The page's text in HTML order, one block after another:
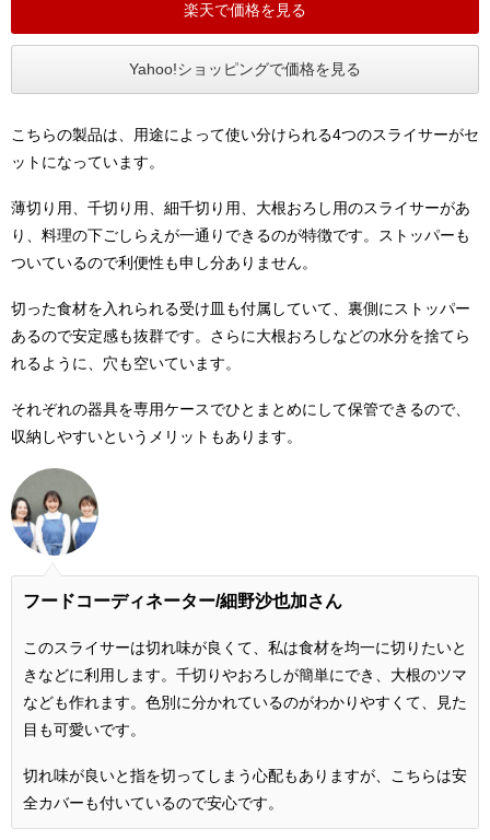
楽天で価格を見る
Yahoo!ショッピングで価格を見る
こちらの製品は、用途によって使い分けられる4つのスライサーがセ
ットになっています。
薄切り用、千切り用、細千切り用、大根おろし用のスライサーがあ
り、料理の下ごしらえが一通りできるのが特徴です。ストッパーも
ついているので利便性も申し分ありません。
切った食材を入れられる受け皿も付属していて、裏側にストッパー
あるので安定感も抜群です。さらに大根おろしなどの水分を捨てら
れるように、穴も空いています。
それぞれの器具を専用ケースでひとまとめにして保管できるので、
収納しやすいというメリットもあります。
フードコーディネーター/細野沙也加さん
このスライサーは切れ味が良くて、私は食材を均一に切りたいと
きなどに利用します。千切りやおろしが簡単にでき、大根のツマ
なども作れます。色別に分かれているのがわかりやすくて、見た
目も可愛いです。
切れ味が良いと指を切ってしまう心配もありますが、こちらは安
全カバーも付いているので安心です。